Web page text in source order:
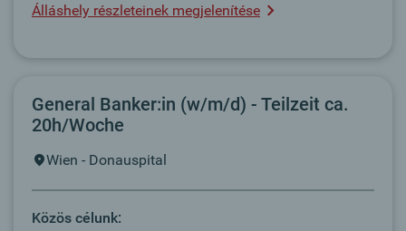
Álláshely részleteinek megjelenítése
General Banker:in (w/m/d) - Teilzeit ca.
20h/Woche
Wien - Donauspital
Közös célunk: